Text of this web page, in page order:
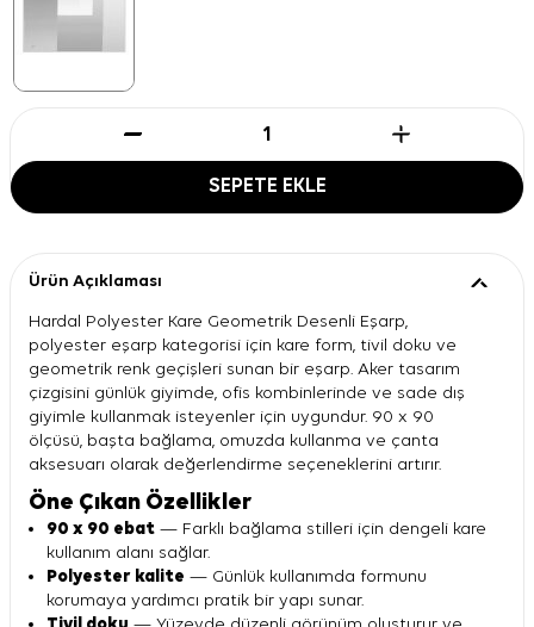
SEPETE EKLE
Ürün Açıklaması
Hardal Polyester Kare Geometrik Desenli Eşarp,
polyester eşarp kategorisi için kare form, tivil doku ve
geometrik renk geçişleri sunan bir eşarp. Aker tasarım
çizgisini günlük giyimde, ofis kombinlerinde ve sade dış
giyimle kullanmak isteyenler için uygundur. 90 x 90
ölçüsü, başta bağlama, omuzda kullanma ve çanta
aksesuarı olarak değerlendirme seçeneklerini artırır.
Öne Çıkan Özellikler
90 x 90 ebat — Farklı bağlama stilleri için dengeli kare
kullanım alanı sağlar.
Polyester kalite — Günlük kullanımda formunu
korumaya yardımcı pratik bir yapı sunar.